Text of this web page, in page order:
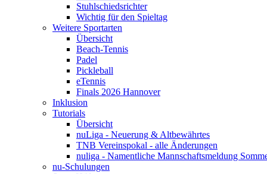
Stuhlschiedsrichter
Wichtig für den Spieltag
Weitere Sportarten
Übersicht
Beach-Tennis
Padel
Pickleball
eTennis
Finals 2026 Hannover
Inklusion
Tutorials
Übersicht
nuLiga - Neuerung & Altbewährtes
TNB Vereinspokal - alle Änderungen
nuliga - Namentliche Mannschaftsmeldung
nu-Schulungen